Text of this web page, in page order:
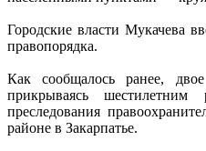
Городские власти Мукачева
правопорядка.
Как сообщалось ранее,
прикрываясь
преследования
районе в Закарпатье.